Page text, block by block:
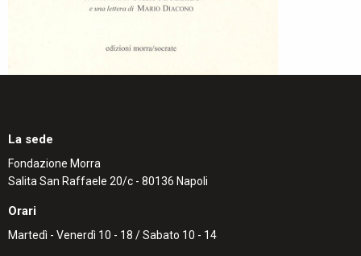
La sede
Fondazione Morra
Salita San Raffaele 20/c - 80136 Napoli
Orari
Martedì - Venerdì 10 - 18 / Sabato 10 - 14